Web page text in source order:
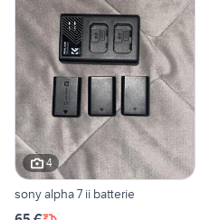
4
sony alpha 7 ii batterie